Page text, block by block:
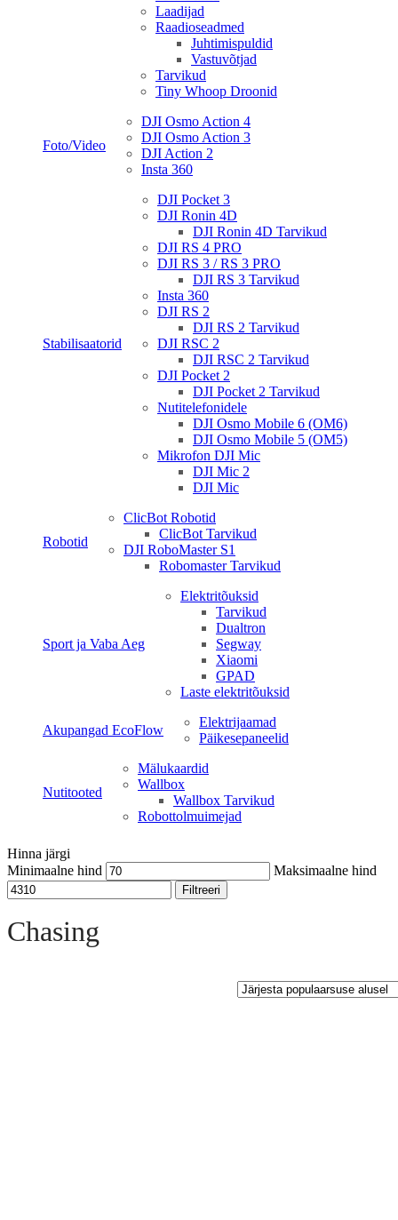
Laadijad
Raadioseadmed
Juhtimispuldid
Vastuvõtjad
Tarvikud
Tiny Whoop Droonid
Foto/Video
DJI Osmo Action 4
DJI Osmo Action 3
DJI Action 2
Insta 360
Stabilisaatorid
DJI Pocket 3
DJI Ronin 4D
DJI Ronin 4D Tarvikud
DJI RS 4 PRO
DJI RS 3 / RS 3 PRO
DJI RS 3 Tarvikud
Insta 360
DJI RS 2
DJI RS 2 Tarvikud
DJI RSC 2
DJI RSC 2 Tarvikud
DJI Pocket 2
DJI Pocket 2 Tarvikud
Nutitelefonidele
DJI Osmo Mobile 6 (OM6)
DJI Osmo Mobile 5 (OM5)
Mikrofon DJI Mic
DJI Mic 2
DJI Mic
Robotid
ClicBot Robotid
ClicBot Tarvikud
DJI RoboMaster S1
Robomaster Tarvikud
Sport ja Vaba Aeg
Elektritõuksid
Tarvikud
Dualtron
Segway
Xiaomi
GPAD
Laste elektritõuksid
Akupangad EcoFlow
Elektrijaamad
Päikesepaneelid
Nutitooted
Mälukaardid
Wallbox
Wallbox Tarvikud
Robottolmuimejad
Hinna järgi
Minimaalne hind
Maksimaalne hind
Filtreeri
Chasing